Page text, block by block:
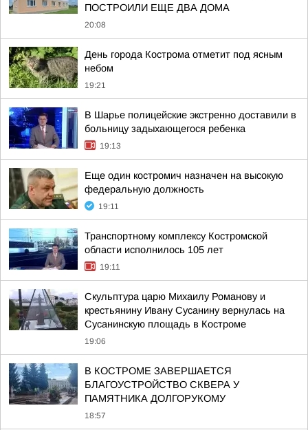
ПОСТРОИЛИ ЕЩЕ ДВА ДОМА
20:08
День города Кострома отметит под ясным
небом
19:21
В Шарье полицейские экстренно доставили в
больницу задыхающегося ребенка
19:13
Еще один костромич назначен на высокую
федеральную должность
19:11
Транспортному комплексу Костромской
области исполнилось 105 лет
19:11
Скульптура царю Михаилу Романову и
крестьянину Ивану Сусанину вернулась на
Сусанинскую площадь в Костроме
19:06
В КОСТРОМЕ ЗАВЕРШАЕТСЯ
БЛАГОУСТРОЙСТВО СКВЕРА У
ПАМЯТНИКА ДОЛГОРУКОМУ
18:57